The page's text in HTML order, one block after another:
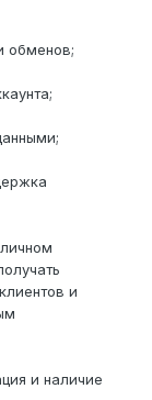
обменов;
и
и наличие